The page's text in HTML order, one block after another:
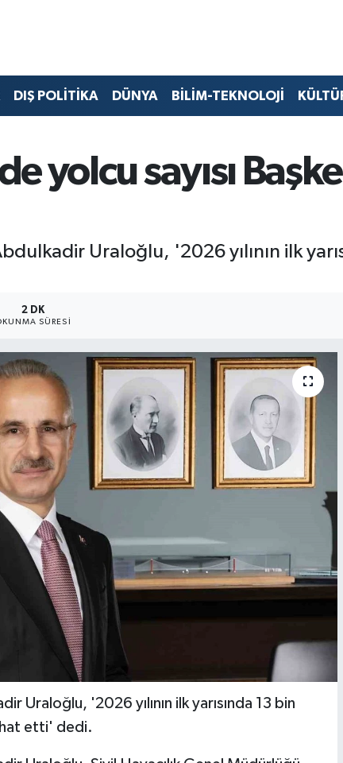
DIŞ POLİTİKA DÜNYA BİLİM-TEKNOLOJİ
yolcu sayısı
Uraloğlu, '2026 yılının ilk
2 DK
SÜRESI
Uraloğlu, '2026 yılının ilk yarısında 13 bin
etti' dedi.